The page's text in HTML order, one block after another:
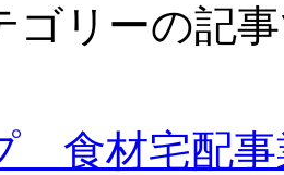
ゴリーの記
食材宅配事